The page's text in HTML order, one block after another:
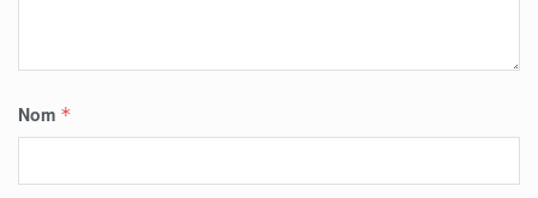
Nom *